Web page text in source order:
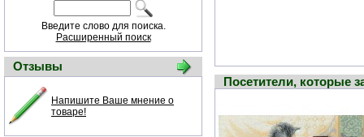
Введите слово для поиска.
Расширенный поиск
Отзывы
Напишите Ваше мнение о
товаре!
Посетители, которые